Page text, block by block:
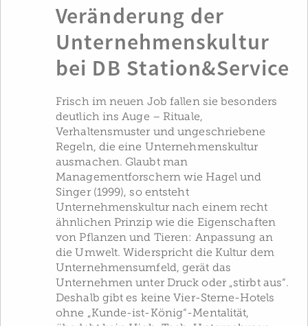
Veränderung der
Unternehmenskultur
bei DB Station&Service
Frisch im neuen Job fallen sie besonders
deutlich ins Auge – Rituale,
Verhaltensmuster und ungeschriebene
Regeln, die eine Unternehmenskultur
ausmachen. Glaubt man
Managementforschern wie Hagel und
Singer (1999), so entsteht
Unternehmenskultur nach einem recht
ähnlichen Prinzip wie die Eigenschaften
von Pflanzen und Tieren: Anpassung an
die Umwelt. Widerspricht die Kultur dem
Unternehmensumfeld, gerät das
Unternehmen unter Druck oder „stirbt aus“.
Deshalb gibt es keine Vier-Sterne-Hotels
ohne „Kunde-ist-König“-Mentalität,